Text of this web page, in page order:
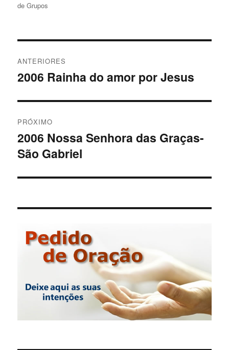
de Grupos
de
ANTERIORES
Post
2006 Rainha do amor por Jesus
PRÓXIMO
Próximo
post:
2006 Nossa Senhora das Graças-
São Gabriel